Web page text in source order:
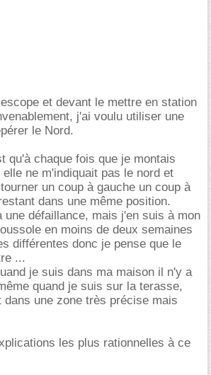
et devant le mettre en station
j'ai voulu utiliser une
le Nord.
qu'à chaque fois que je montais
ne m'indiquait pas le nord et
un coup à gauche un coup à
dans une même position.
une défaillance, mais j'en suis à mon
en moins de deux semaines
différentes donc je pense que le
...
je suis dans ma maison il n'y a
quand je suis sur la terasse,
dans une zone très précise mais
les plus rationnelles à ce